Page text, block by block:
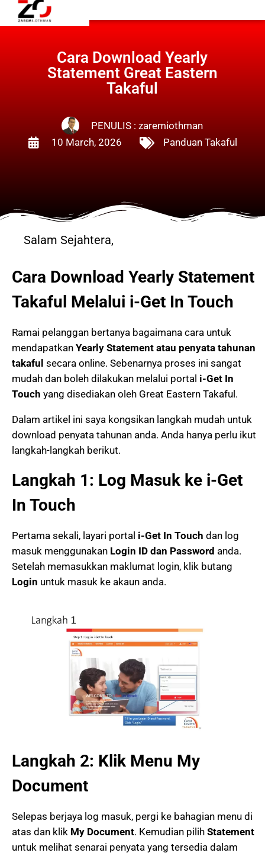
Cara Download Yearly
Statement Great Eastern
Takaful
PENULIS : zaremiothman
10 March, 2026
Panduan Takaful
Salam Sejahtera,
Cara Download Yearly Statement
Takaful Melalui i-Get In Touch
Ramai pelanggan bertanya bagaimana cara untuk
mendapatkan Yearly Statement atau penyata tahunan
takaful secara online. Sebenarnya proses ini sangat
mudah dan boleh dilakukan melalui portal i-Get In
Touch yang disediakan oleh Great Eastern Takaful.
Dalam artikel ini saya kongsikan langkah mudah untuk
download penyata tahunan anda. Anda hanya perlu ikut
langkah-langkah berikut.
Langkah 1: Log Masuk ke i-Get
In Touch
Pertama sekali, layari portal i-Get In Touch dan log
masuk menggunakan Login ID dan Password anda.
Setelah memasukkan maklumat login, klik butang
Login untuk masuk ke akaun anda.
Langkah 2: Klik Menu My
Document
Selepas berjaya log masuk, pergi ke bahagian menu di
atas dan klik My Document. Kemudian pilih Statement
untuk melihat senarai penyata yang tersedia dalam